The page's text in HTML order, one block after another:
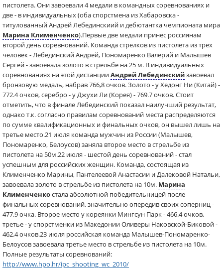
пистолета. Они завоевали 4 медали в командных соревнованиях и
две - в индивидуальных (оба спорстмена из Хабаровска -
титулованный Андрей Лебединскиий и дебютантка чемпионата мира
Марина Клименченко).Первые две медали принес россиянам
второй день соревнований. Команда стрелков из пистолета из трех
человек - Лебединский Андрей, Пономаренко Валерий и Малышев
Сергей - завоевала золото в стрельбе на 25 м. В индивидуальных
соревнованиях на этой дистанцииАндрей Лебединскийзавоевал
бронзовую медаль, набрав 766,8 очков. Золото - у Хедонг Ни (Китай) -
772.4 очков, серебро - у Джухи Ли (Корея) - 769.7 очков. Стоит
отметить, что в финале Лебединский показал наилучший результат,
однако т.к. согласно правилам соревнований места распределяются
по сумме квалификационных и финальных очков, он вышел лишь на
третье место.21 июля команда мужчин из России (Малышев,
Пономаренко, Белоусов) заняла второе место в стрельбе из
пистолета на 50м.22 июля - шестой день соревнований - стал
успешным для российских женщин. Команда, состоящая из
Клименченко Марины, Пантелеевой Анастасии и Далековой Натальи,
завоевала золото в стрельбе из пистолета на 10м. Марина
Клименченкостала абсолютной победительницей после
финальных соревнований, значительно опередив своих соперниц -
477.9 очка. Второе место у кореянки Мингсун Парк - 466.4 очков,
третье - у спорстменки из Македонии Оливеры Наковской-Биковой -
462.4 очков.23 июля российская команда Малышев-Пономаренко-
Белоусов завоевала третье место в стрельбе из пистолета на 10м.
Полные результаты соревнований:
http://www.hpo.hr/ipc_shooting_wc_2010/